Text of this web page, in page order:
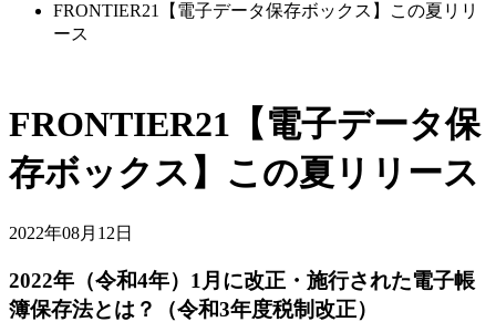
FRONTIER21【電子データ保存ボックス】この夏リリ
ース
FRONTIER21【電子データ保
存ボックス】この夏リリース
2022年08月12日
2022年（令和4年）1月に改正・施行された電子帳
簿保存法とは？（令和3年度税制改正）